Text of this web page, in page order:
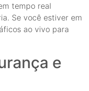
tempo real
Se você estiver em
ao vivo para
e